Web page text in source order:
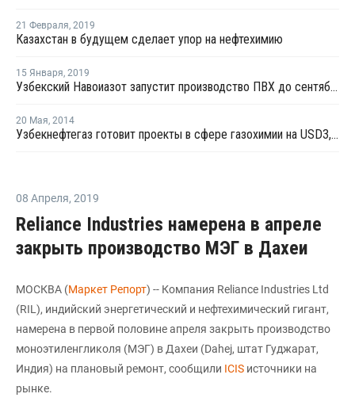
21 Февраля, 2019
Казахстан в будущем сделает упор на нефтехимию
15 Января, 2019
Узбекский Навоиазот запустит производство ПВХ до сентября 2019 года
20 Мая, 2014
Узбекнефтегаз готовит проекты в сфере газохимии на USD3,6 млрд.
08 Апреля, 2019
Reliance Industries намерена в апреле
закрыть производство МЭГ в Дахеи
МОСКВА (Маркет Репорт) -- Компания Reliance Industries Ltd
(RIL), индийский энергетический и нефтехимический гигант,
намерена в первой половине апреля закрыть производство
моноэтиленгликоля (МЭГ) в Дахеи (Dahej, штат Гуджарат,
Индия) на плановый ремонт, сообщили ICIS источники на
рынке.